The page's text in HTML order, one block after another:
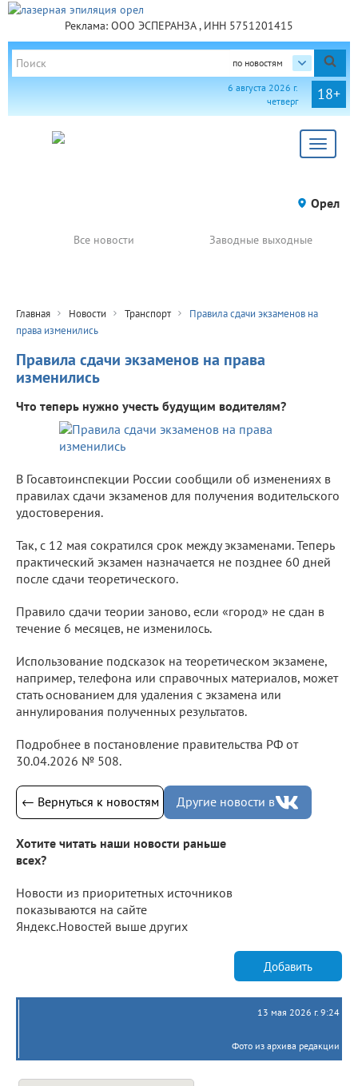
Реклама: ООО ЭСПЕРАНЗА , ИНН 5751201415
по новостям
18+
6 августа 2026 г.
четверг
Toggle
Орел
Все новости Заводные выходные
Главная Новости Транспорт
Правила сдачи экзаменов на
права изменились
Правила сдачи экзаменов на права
изменились
Что теперь нужно учесть будущим водителям?
В Госавтоинспекции России сообщили об изменениях в
правилах сдачи экзаменов для получения водительского
удостоверения.
Так, с 12 мая сократился срок между экзаменами. Теперь
практический экзамен назначается не позднее 60 дней
после сдачи теоретического.
Правило сдачи теории заново, если «город» не сдан в
течение 6 месяцев, не изменилось.
Использование подсказок на теоретическом экзамене,
например, телефона или справочных материалов, может
стать основанием для удаления с экзамена или
аннулирования полученных результатов.
Подробнее в постановление правительства РФ от
30.04.2026 № 508.
← Вернуться к новостям Другие новости в
Хотите читать наши новости раньше
всех?
Новости из приоритетных источников
показываются на сайте
Яндекс.Новостей выше других
Добавить
13 мая 2026 г. 9:24
Фото из архива редакции